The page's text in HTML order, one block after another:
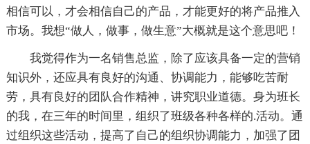
相信可以，才会相信自己的产品，才能更好的将产品推入
市场。我想“做人，做事，做生意”大概就是这个意思吧！
我觉得作为一名销售总监，除了应该具备一定的营销
知识外，还应具有良好的沟通、协调能力，能够吃苦耐
劳，具有良好的团队合作精神，讲究职业道德。身为班长
的我，在三年的时间里，组织了班级各种各样的.活动。通
过组织这些活动，提高了自己的组织协调能力，加强了团